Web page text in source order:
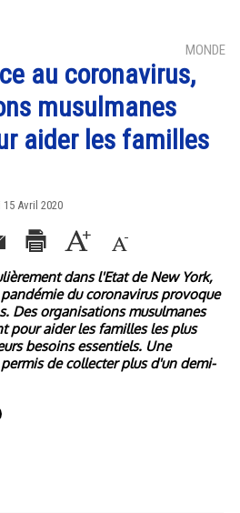
MONDE
au coronavirus,
musulmanes
aider les familles
Avril 2020
dans l'Etat de New York,
du coronavirus provoque
Des organisations musulmanes
pour aider les familles les plus
besoins essentiels. Une
de collecter plus d'un demi-